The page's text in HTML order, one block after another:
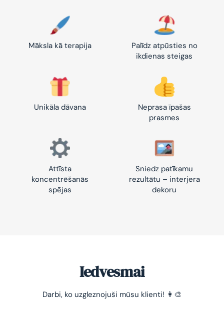
Māksla kā terapija
Palīdz atpūsties no
ikdienas steigas
Unikāla dāvana
Neprasa īpašas
prasmes
Attīsta
koncentrēšanās
spējas
Sniedz patīkamu
rezultātu – interjera
dekoru
Iedvesmai
Darbi, ko uzgleznojuši mūsu klienti! 👩‍🎨
-10% pirmajam pasūtījumam
Vienkāršs veids, kā atslābināties un nomierināt